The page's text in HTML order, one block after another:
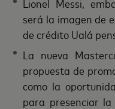
Lionel Messi,
será la imagen de
de crédito Ualá
La nueva
propuesta de
como la
para presenciar la